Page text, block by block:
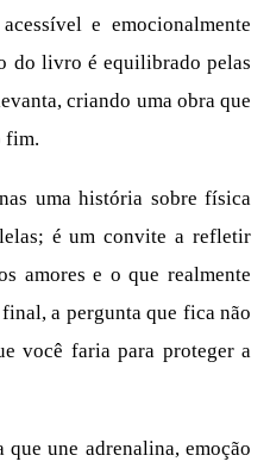
e emocionalmente
do livro é equilibrado pelas
criando uma obra que
fim.
uma história sobre física
é um convite a refletir
amores e o que realmente
a pergunta que fica não
você faria para proteger a
une adrenalina, emoção